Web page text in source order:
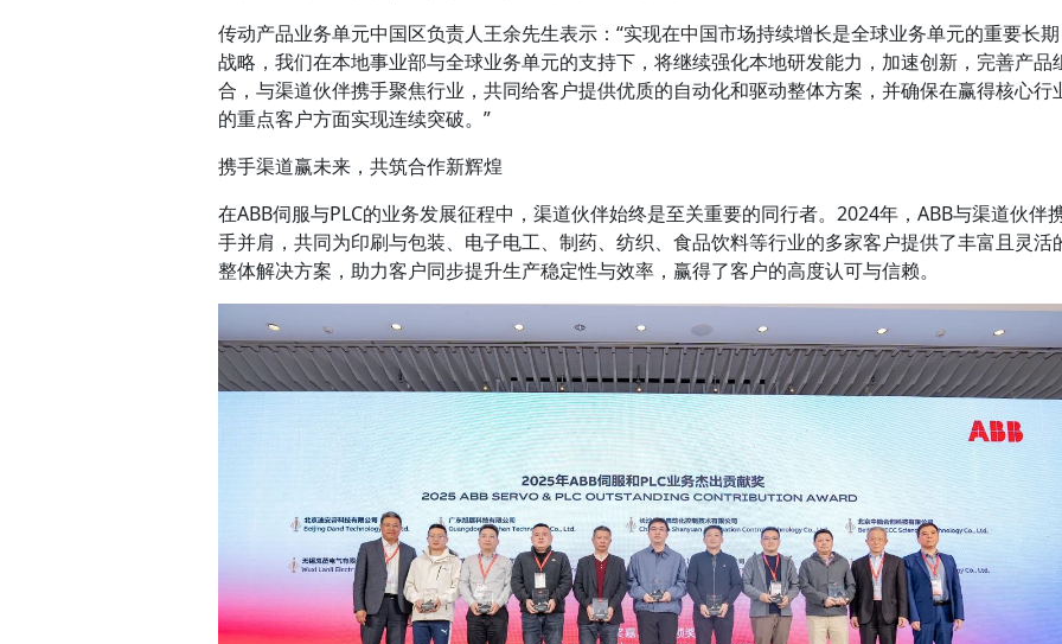
传动产品业务单元中国区负责人王余先生表示：“实现在中国市场持续增长是全球业务单元的重要长期
战略，我们在本地事业部与全球业务单元的支持下，将继续强化本地研发能力，加速创新，完善产品
合，与渠道伙伴携手聚焦行业，共同给客户提供优质的自动化和驱动整体方案，并确保在赢得核心行
的重点客户方面实现连续突破。”
携手渠道赢未来，共筑合作新辉煌
在ABB伺服与PLC的业务发展征程中，渠道伙伴始终是至关重要的同行者。2024年，ABB与渠道伙伴
手并肩，共同为印刷与包装、电子电工、制药、纺织、食品饮料等行业的多家客户提供了丰富且灵活
整体解决方案，助力客户同步提升生产稳定性与效率，赢得了客户的高度认可与信赖。